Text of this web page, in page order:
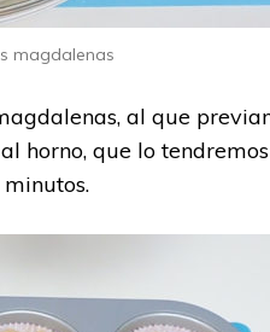
magdalenas
al que
horno, que lo